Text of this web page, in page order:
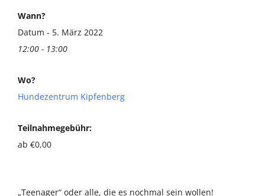
Seminare & Workshops
Unsere Shops
Ernährungsberatung
Wann?
Datum - 5. März 2022
12:00 - 13:00
Wo?
Hundezentrum Kipfenberg
Teilnahmegebühr:
ab €0,00
„Teenager“ oder alle, die es nochmal sein wollen!